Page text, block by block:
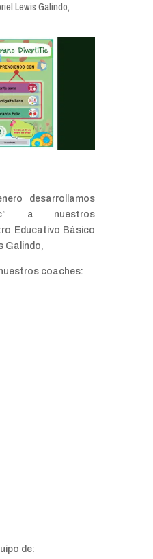
Lewis Galindo,
desarrollamos
a nuestros
Educativo Básico
Galindo,
coaches:
de: